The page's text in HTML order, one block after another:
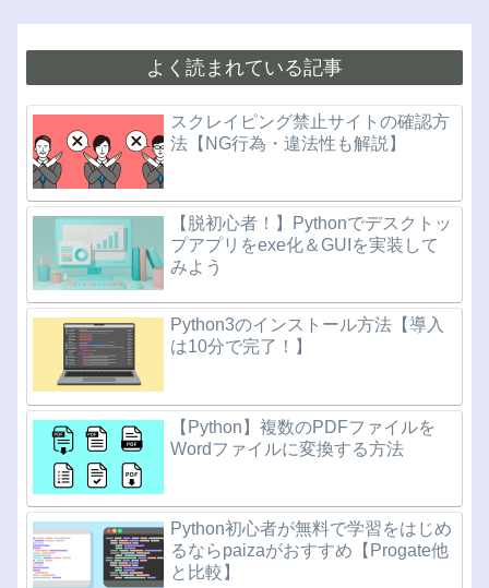
よく読まれている記事
スクレイピング禁止サイトの確認方
法【NG行為・違法性も解説】
【脱初心者！】Pythonでデスクトッ
プアプリをexe化＆GUIを実装して
みよう
Python3のインストール方法【導入
は10分で完了！】
【Python】複数のPDFファイルを
Wordファイルに変換する方法
Python初心者が無料で学習をはじめ
るならpaizaがおすすめ【Progate他
と比較】